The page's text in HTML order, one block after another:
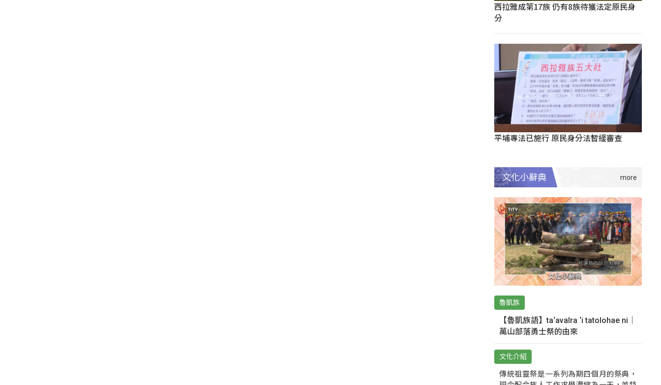
西拉雅成第17族 仍有8族待獲法定原民身
分
平埔專法已施行 原民身分法暫緩審查
文化小辭典
魯凱族
【魯凱族語】ta‘avalra ‘i tatolohae ni｜
萬山部落勇士祭的由來
文化介紹
傳統祖靈祭是一系列為期四個月的祭典，